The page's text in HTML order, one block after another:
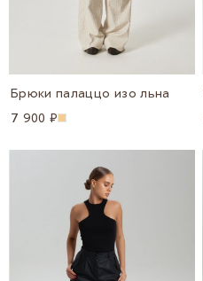
Брюки палаццо изо льна
7 900 ₽